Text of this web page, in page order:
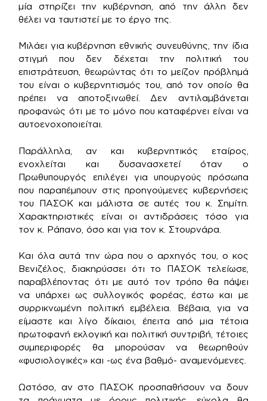
μία στηρίζει την κυβέρνηση, από την άλλη δεν
θέλει να ταυτιστεί με το έργο της.
Μιλάει για κυβέρνηση εθνικής συνευθύνης, την ίδια
στιγμή που δεν δέχεται την πολιτική του
επιστράτευση, θεωρώντας ότι το μείζον πρόβλημά
του είναι ο κυβερνητισμός του, από τον οποίο θα
πρέπει να αποτοξινωθεί. Δεν αντιλαμβάνεται
προφανώς ότι με το μόνο που καταφέρνει είναι να
αυτοενοχοποιείται.
Παράλληλα, αν και κυβερνητικός εταίρος,
ενοχλείται και δυσανασχετεί όταν ο
Πρωθυπουργός επιλέγει για υπουργούς πρόσωπα
που παραπέμπουν στις προηγούμενες κυβερνήσεις
του ΠΑΣΟΚ και μάλιστα σε αυτές του κ. Σημίτη.
Χαρακτηριστικές είναι οι αντιδράσεις τόσο για
τον κ. Ράπανο, όσο και για τον κ. Στουρνάρα.
Και όλα αυτά την ώρα που ο αρχηγός του, ο κος
Βενιζέλος, διακηρύσσει ότι το ΠΑΣΟΚ τελείωσε,
παραβλέποντας ότι με αυτό τον τρόπο θα πάψει
να υπάρχει ως συλλογικός φορέας, έστω και με
συρρικνωμένη πολιτική εμβέλεια. Βέβαια, για να
είμαστε και λίγο δίκαιοι, έπειτα από μια τέτοια
πρωτοφανή εκλογική και πολιτική συντριβή, τέτοιες
συμπεριφορές θα μπορούσαν να θεωρηθούν
«φυσιολογικές» και -ως ένα βαθμό- αναμενόμενες.
Ωστόσο, αν στο ΠΑΣΟΚ προσπαθήσουν να δουν